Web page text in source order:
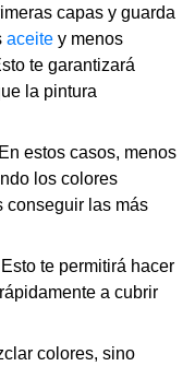
capas y guarda
aceite y menos
te garantizará
la pintura
estos casos, menos
los colores
conseguir las más
te permitirá hacer
a cubrir
colores, sino